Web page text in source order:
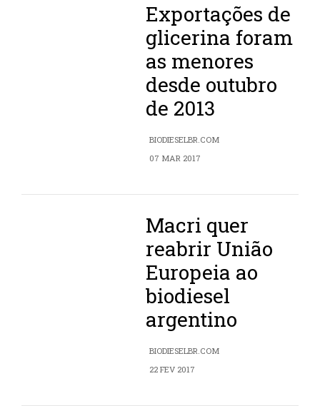
Exportações de
glicerina foram
as menores
desde outubro
de 2013
BIODIESELBR.COM
07 MAR 2017
Macri quer
reabrir União
Europeia ao
biodiesel
argentino
BIODIESELBR.COM
22 FEV 2017